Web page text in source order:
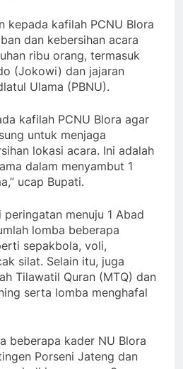
kepada kafilah PCNU Blora
dan kebersihan acara
ribu orang, termasuk
(Jokowi) dan jajaran
Ulama (PBNU).
kafilah PCNU Blora agar
untuk menjaga
lokasi acara. Ini adalah
dalam menyambut 1
ucap Bupati.
menuju 1 Abad
lomba beberapa
sepakbola, voli,
silat. Selain itu, juga
Tilawatil Quran (MTQ) dan
serta lomba menghafal
beberapa kader NU Blora
Porseni Jateng dan